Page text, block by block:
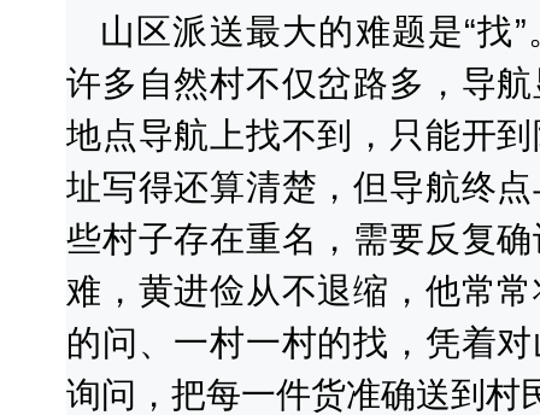
山区派送最大的难题是“找
许多自然村不仅岔路多，导
地点导航上找不到，只能开
址写得还算清楚，但导航终
些村子存在重名，需要反复
难，黄进俭从不退缩，他常
的问、一村一村的找，凭着
询问，把每一件货准确送到村